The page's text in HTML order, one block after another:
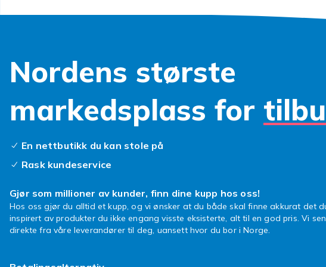
ekstra slitestyrke. I
at du enkelt kan velge
Anledninger
hverdagen og på jobb,
anledninger. Sølv kler
Slik velger
passform
Nordens største
markedsplass for
En nettbutikk du kan stole på
Rask kundeservice
Gjør som millioner av kunder, finn dine kupp hos oss!
Hos oss gjør du alltid et kupp, og vi ønsker at du både skal finne akkurat det
inspirert av produkter du ikke engang visste eksisterte, alt til en god pris. Vi
direkte fra våre leverandører til deg, uansett hvor du bor i Norge.